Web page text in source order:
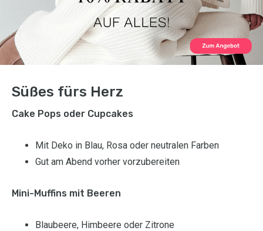
Süßes fürs Herz
Cake Pops oder Cupcakes
Mit Deko in Blau, Rosa oder neutralen Farben
Gut am Abend vorher vorzubereiten
Mini-Muffins mit Beeren
Blaubeere, Himbeere oder Zitrone